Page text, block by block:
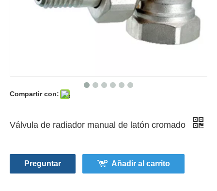
Compartir con:
Válvula de radiador manual de latón cromado
Preguntar Añadir al carrito